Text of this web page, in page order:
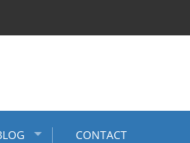
CONTACT